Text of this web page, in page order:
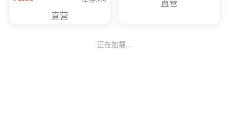
直营
直营
正在加载...